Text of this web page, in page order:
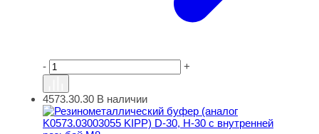
- +
Резинометаллический буфер (аналог K0573.03003055
4573.30.30 В наличии